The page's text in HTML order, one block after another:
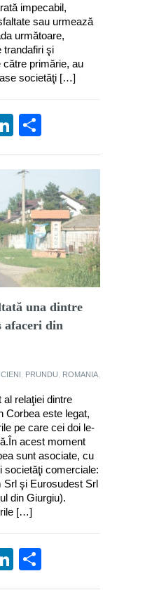
impecabil,
sau urmează
următoare,
trandafiri şi
către primărie, au
societăţi […]
LinkedIn
una dintre
afaceri din
PRUNDU ROMANIA
relaţiei dintre
Corbea este legat,
pe care cei doi le-
acest moment
sunt asociate, cu
societăţi comerciale:
Srl şi Eurosudest Srl
din Giurgiu).
[…]
LinkedIn